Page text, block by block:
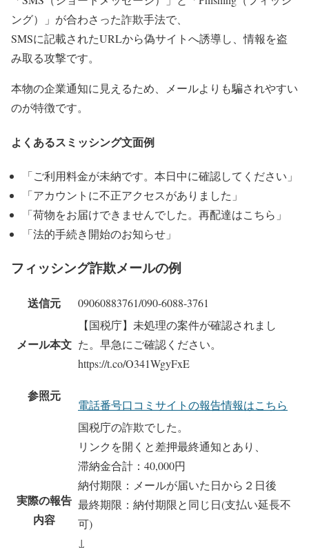
ング）」が合わさった詐欺手法で、
SMSに記載されたURLから偽サイトへ誘導し、情報を盗
み取る攻撃です。
本物の企業通知に見えるため、メールよりも騙されやすい
のが特徴です。
よくあるスミッシング文面例
「ご利用料金が未納です。本日中に確認してください」
「アカウントに不正アクセスがありました」
「荷物をお届けできませんでした。再配達はこちら」
「法的手続き開始のお知らせ」
フィッシング詐欺メールの例
送信元 09060883761/090-6088-3761
メール本文
【国税庁】未処理の案件が確認されまし
た。早急にご確認ください。
https://t.co/O341WgyFxE
参照元
電話番号口コミサイトの報告情報はこちら
実際の報告
内容
国税庁の詐欺でした。
リンクを開くと差押最終通知とあり、
滞納金合計：40,000円
納付期限：メールが届いた日から２日後
最終期限：納付期限と同じ日(支払い延長不
可)
↓